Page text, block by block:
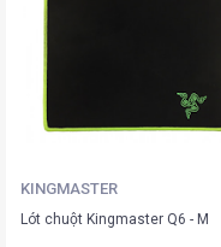
KINGMASTER
Lót chuột Kingmaster Q6 - M